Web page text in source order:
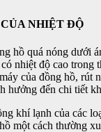
NHIỆT ĐỘ
hồ quá nóng dưới
nhiệt độ cao trong
của đồng hồ, rút
hưởng đến chi tiết
khí lạnh của các
một cách thường